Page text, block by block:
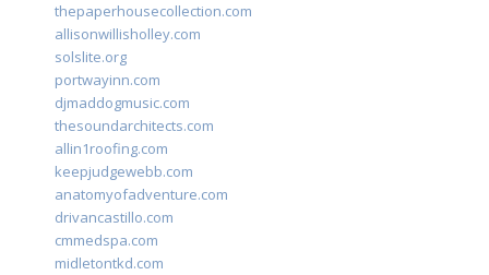
thepaperhousecollection.com
allisonwillisholley.com
solslite.org
portwayinn.com
djmaddogmusic.com
thesoundarchitects.com
allin1roofing.com
keepjudgewebb.com
anatomyofadventure.com
drivancastillo.com
cmmedspa.com
midletontkd.com